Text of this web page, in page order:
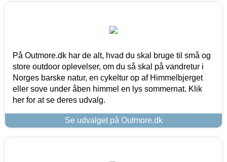
På Outmore.dk har de alt, hvad du skal bruge til små og
store outdoor oplevelser, om du så skal på vandretur i
Norges barske natur, en cykeltur op af Himmelbjerget
eller sove under åben himmel en lys sommernat. Klik
her for at se deres udvalg.
Se udvalget på Outmore.dk